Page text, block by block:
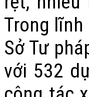
Trong
Sở Tư
với 532